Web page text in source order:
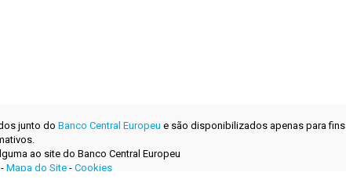
junto do Banco Central Europeu e são disponibilizados apenas para fins
ao site do Banco Central Europeu
- Mapa do Site- Cookies